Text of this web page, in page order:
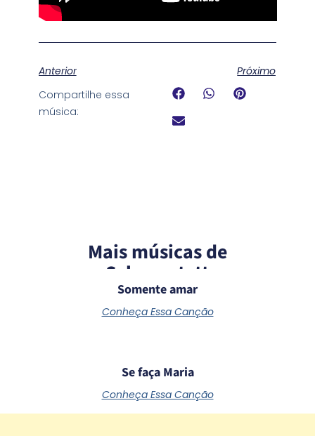
Anterior
Próximo
Compartilhe essa
música:
Mais músicas de
Schoenstatt
Somente amar
Conheça Essa Canção
Se faça Maria
Conheça Essa Canção